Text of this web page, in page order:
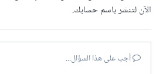
الآنلتنشر باسم حسابك.
أجب على هذا السؤال...